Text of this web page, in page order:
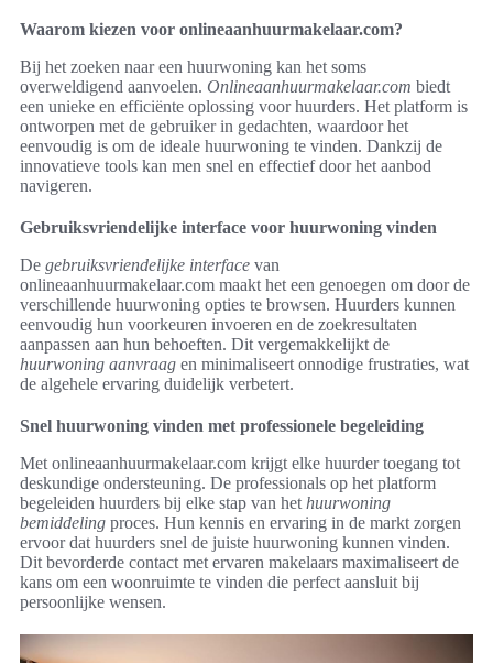
Waarom kiezen voor onlineaanhuurmakelaar.com?
Bij het zoeken naar een huurwoning kan het soms
overweldigend aanvoelen. Onlineaanhuurmakelaar.com biedt
een unieke en efficiënte oplossing voor huurders. Het platform is
ontworpen met de gebruiker in gedachten, waardoor het
eenvoudig is om de ideale huurwoning te vinden. Dankzij de
innovatieve tools kan men snel en effectief door het aanbod
navigeren.
Gebruiksvriendelijke interface voor huurwoning vinden
De gebruiksvriendelijke interface van
onlineaanhuurmakelaar.com maakt het een genoegen om door de
verschillende huurwoning opties te browsen. Huurders kunnen
eenvoudig hun voorkeuren invoeren en de zoekresultaten
aanpassen aan hun behoeften. Dit vergemakkelijkt de
huurwoning aanvraag en minimaliseert onnodige frustraties, wat
de algehele ervaring duidelijk verbetert.
Snel huurwoning vinden met professionele begeleiding
Met onlineaanhuurmakelaar.com krijgt elke huurder toegang tot
deskundige ondersteuning. De professionals op het platform
begeleiden huurders bij elke stap van het huurwoning
bemiddeling proces. Hun kennis en ervaring in de markt zorgen
ervoor dat huurders snel de juiste huurwoning kunnen vinden.
Dit bevorderde contact met ervaren makelaars maximaliseert de
kans om een woonruimte te vinden die perfect aansluit bij
persoonlijke wensen.